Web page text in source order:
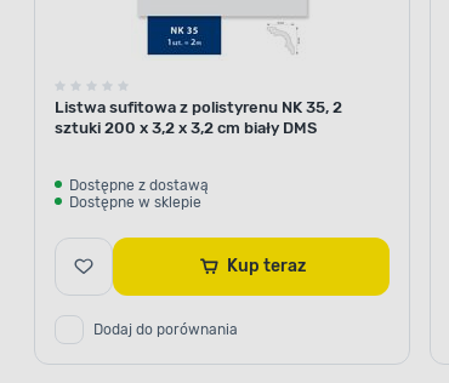
Listwa sufitowa z polistyrenu NK 35, 2
sztuki 200 x 3,2 x 3,2 cm biały DMS
Dostępne z dostawą
Dostępne w sklepie
Kup teraz
Dodaj do porównania